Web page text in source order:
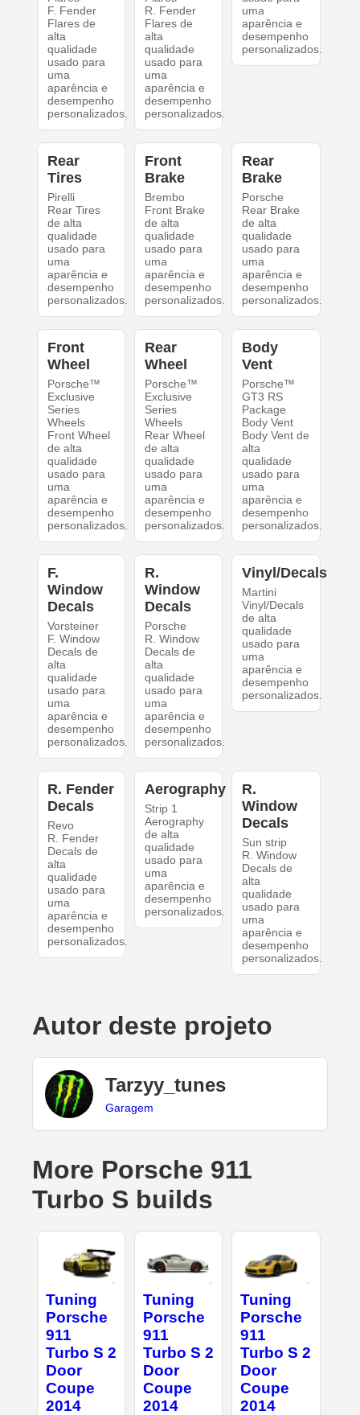
F. Fender
Flares de
alta
qualidade
usado para
uma
aparência e
desempenho
personalizados.
R. Fender
Flares de
alta
qualidade
usado para
uma
aparência e
desempenho
personalizados.
uma
aparência e
desempenho
personalizados.
Rear
Tires
Pirelli
Rear Tires
de alta
qualidade
usado para
uma
aparência e
desempenho
personalizados.
Front
Brake
Brembo
Front Brake
de alta
qualidade
usado para
uma
aparência e
desempenho
personalizados.
Rear
Brake
Porsche
Rear Brake
de alta
qualidade
usado para
uma
aparência e
desempenho
personalizados.
Front
Wheel
Porsche™
Exclusive
Series
Wheels
Front Wheel
de alta
qualidade
usado para
uma
aparência e
desempenho
personalizados.
Rear
Wheel
Porsche™
Exclusive
Series
Wheels
Rear Wheel
de alta
qualidade
usado para
uma
aparência e
desempenho
personalizados.
Body
Vent
Porsche™
GT3 RS
Package
Body Vent
Body Vent de
alta
qualidade
usado para
uma
aparência e
desempenho
personalizados.
F.
Window
Decals
Vorsteiner
F. Window
Decals de
alta
qualidade
usado para
uma
aparência e
desempenho
personalizados.
R.
Window
Decals
Porsche
R. Window
Decals de
alta
qualidade
usado para
uma
aparência e
desempenho
personalizados.
Vinyl/Decals
Martini
Vinyl/Decals
de alta
qualidade
usado para
uma
aparência e
desempenho
personalizados.
R. Fender
Decals
Revo
R. Fender
Decals de
alta
qualidade
usado para
uma
aparência e
desempenho
personalizados.
Aerography
Strip 1
Aerography
de alta
qualidade
usado para
uma
aparência e
desempenho
personalizados.
R.
Window
Decals
Sun strip
R. Window
Decals de
alta
qualidade
usado para
uma
aparência e
desempenho
personalizados.
Autor deste projeto
Tarzyy_tunes
Garagem
More Porsche 911
Turbo S builds
Tuning
Porsche
911
Turbo S 2
Door
Coupe
2014
Tuning
Porsche
911
Turbo S 2
Door
Coupe
2014
Tuning
Porsche
911
Turbo S 2
Door
Coupe
2014